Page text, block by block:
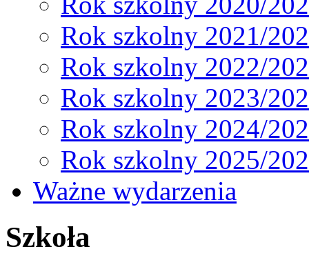
Rok szkolny 2021/
Rok szkolny 2022/
Rok szkolny 2023/
Rok szkolny 2024/
Rok szkolny 2025/
Ważne wydarzenia
Szkoła